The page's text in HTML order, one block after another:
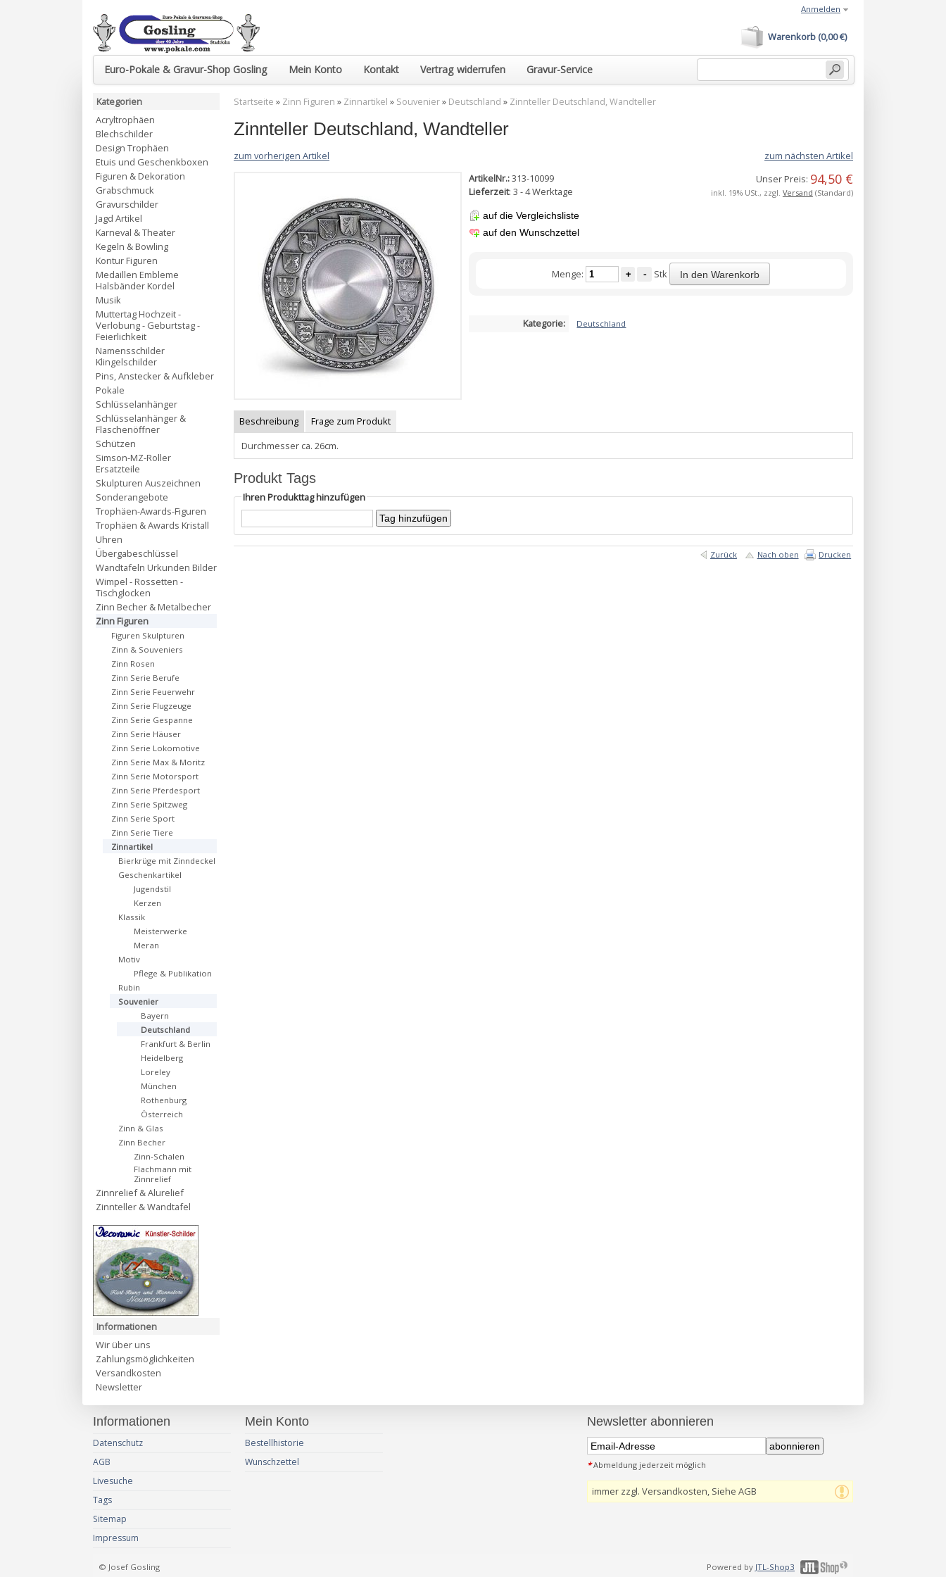
Euro-Pokale & Gravur-Shop Gosling Mein Konto Kontakt Vertrag widerrufen Gravur-Service
Warenkorb (0,00 €)
Anmelden
Startseite » Zinn Figuren » Zinnartikel » Souvenier» Deutschland » Zinnteller Deutschland, Wandteller
Zinnteller Deutschland, Wandteller
zum vorherigen Artikel
zum nächsten Artikel
ArtikelNr.:313-10099
Lieferzeit: 3 - 4 Werktage
auf die Vergleichsliste
auf den Wunschzettel
Unser Preis: 94,50 €
inkl. 19% USt., zzgl. Versand (Standard)
Menge: + - Stk In den Warenkorb
Kategorie: Deutschland
Beschreibung
Frage zum Produkt
Durchmesser ca. 26cm.
Produkt Tags
Ihren Produkttag hinzufügen
Zurück Nach oben Drucken
Kategorien
Acryltrophäen
Blechschilder
Design Trophäen
Etuis und Geschenkboxen
Figuren & Dekoration
Grabschmuck
Gravurschilder
Jagd Artikel
Karneval & Theater
Kegeln & Bowling
Kontur Figuren
Medaillen Embleme
Halsbänder Kordel
Musik
Muttertag Hochzeit -
Verlobung - Geburtstag -
Feierlichkeit
Namensschilder
Klingelschilder
Pins, Anstecker & Aufkleber
Pokale
Schlüsselanhänger
Schlüsselanhänger &
Flaschenöffner
Schützen
Simson-MZ-Roller
Ersatzteile
Skulpturen Auszeichnen
Sonderangebote
Trophäen-Awards-Figuren
Trophäen & Awards Kristall
Uhren
Übergabeschlüssel
Wandtafeln Urkunden Bilder
Wimpel - Rossetten -
Tischglocken
Zinn Becher & Metalbecher
Zinn Figuren
Figuren Skulpturen
Zinn & Souveniers
Zinn Rosen
Zinn Serie Berufe
Zinn Serie Feuerwehr
Zinn Serie Flugzeuge
Zinn Serie Gespanne
Zinn Serie Häuser
Zinn Serie Lokomotive
Zinn Serie Max & Moritz
Zinn Serie Motorsport
Zinn Serie Pferdesport
Zinn Serie Spitzweg
Zinn Serie Sport
Zinn Serie Tiere
Zinnartikel
Bierkrüge mit Zinndeckel
Geschenkartikel
Jugendstil
Kerzen
Klassik
Meisterwerke
Meran
Motiv
Pflege & Publikation
Rubin
Souvenier
Bayern
Deutschland
Frankfurt & Berlin
Heidelberg
Loreley
München
Rothenburg
Österreich
Zinn & Glas
Zinn Becher
Zinn-Schalen
Flachmann mit
Zinnrelief
Zinnrelief & Alurelief
Zinnteller & Wandtafel
Informationen
Wir über uns
Zahlungsmöglichkeiten
Versandkosten
Newsletter
Informationen
Datenschutz
AGB
Livesuche
Tags
Sitemap
Impressum
Mein Konto
Bestellhistorie
Wunschzettel
Newsletter abonnieren
abonnieren
*Abmeldung jederzeit möglich
immer zzgl. Versandkosten, Siehe AGB
© Josef Gosling
Powered by JTL-Shop3